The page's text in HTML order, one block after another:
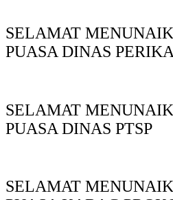
SELAMAT
PUASA DINAS
SELAMAT
PUASA DINAS PTSP
SELAMAT